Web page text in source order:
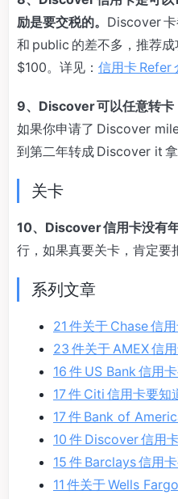
励是要交税的。 Discover
和 public 的差不多，推荐
$100。详见： 信用卡 Refer
9、Discover 可以任意转卡
如果你申请了 Discover
到第二年转成 Discover it 拿
关卡
10、Discover 信用卡没有年
行，如果真要关卡，肯定要
系列文章
21 件关于 Chase 信
23 件关于 AMEX 信
16 件 US Bank 信用
17 件 Citi 信用卡要知
17 件 Bank of
10 件 Discover 信用
15 件 Barclays 信用
11 件关于 Wells